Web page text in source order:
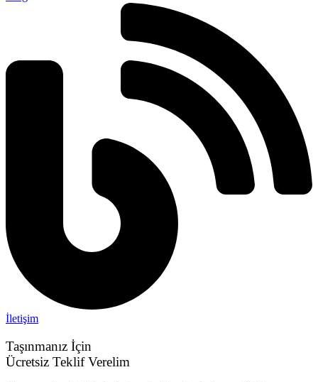
İletişim
Taşınmanız İçin
Ücretsiz Teklif Verelim